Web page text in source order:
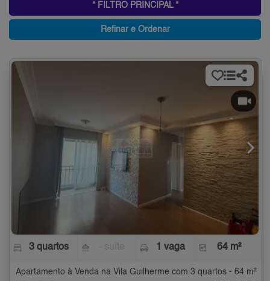
* FILTRO PRINCIPAL *
Refinar e Ordenar
3 quartos 1 vaga 64 m²
Apartamento à Venda na Vila Guilherme com 3 quartos - 64 m²